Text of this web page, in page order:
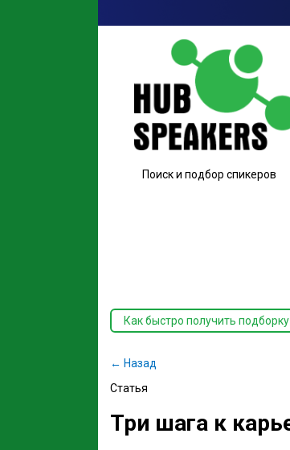
Поиск и подбор спикеров
Как быстро получить
← Назад
Статья
Три шага к